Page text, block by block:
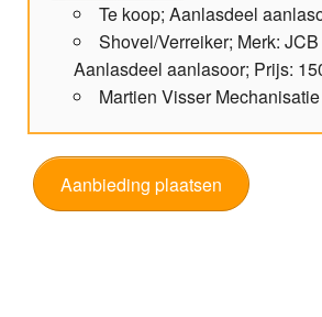
Te koop; Aanlasdeel
Shovel/Verreiker; Merk: JCB
Aanlasdeel aanlasoor; Prijs:
Martien Visser
Aanbieding plaatsen